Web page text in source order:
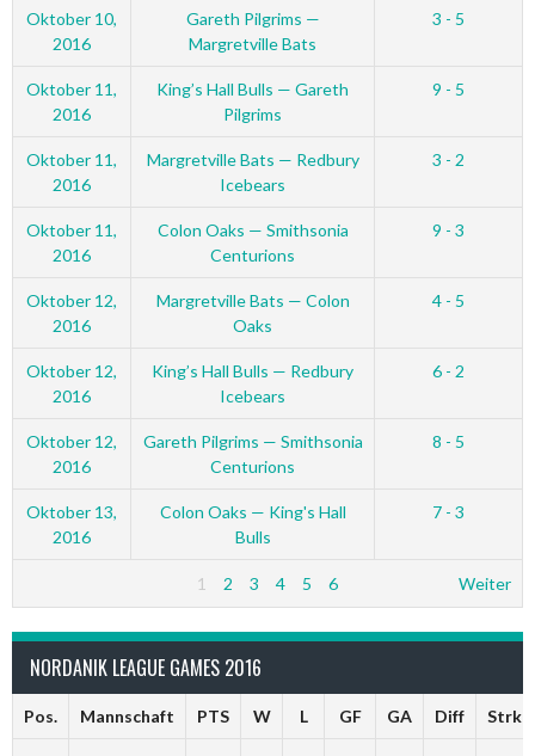
Oktober 10,
2016
Gareth Pilgrims —
Margretville Bats
3 - 5
Oktober 11,
2016
King’s Hall Bulls — Gareth
Pilgrims
9 - 5
Oktober 11,
2016
Margretville Bats — Redbury
Icebears
3 - 2
Oktober 11,
2016
Colon Oaks — Smithsonia
Centurions
9 - 3
Oktober 12,
2016
Margretville Bats — Colon
Oaks
4 - 5
Oktober 12,
2016
King’s Hall Bulls — Redbury
Icebears
6 - 2
Oktober 12,
2016
Gareth Pilgrims — Smithsonia
Centurions
8 - 5
Oktober 13,
2016
Colon Oaks — King's Hall
Bulls
7 - 3
1 2 3 4 5 6 Weiter
NORDANIK LEAGUE GAMES 2016
Pos. Mannschaft PTS W L GF GA Diff Strk